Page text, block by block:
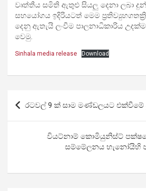
වෘත්තීය සමිති ඇතුළු සියලු දෙනා ලබා
සහයෝගය ඉදිරියටත් මෙම
දෙනු ඇතැයි ලංවීම පාලනාධිකාරිය
වෙමු.
Sinhala media release Download
Post
navigation
රටවල් 9 ක් සාම මණ්ඩලයට එක්වීමේ
වියට්නාම් කොමියුනිස්ට්
සම්මේලනය හැනෝයිහි